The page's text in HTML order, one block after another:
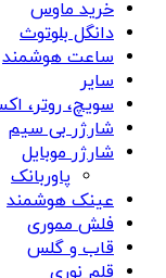
خرید ماوس
دانگل بلوتوث
ساعت هوشمند
سایر
سویچ، روتر،
شارژر بی سیم
شارژر موبایل
پاوربانک
عینک هوشمند
فلش مموری
قاب و گلس
قلم نوری